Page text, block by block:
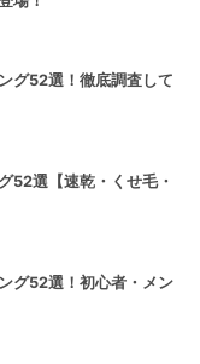
グ52選！徹底調査して
52選【速乾・くせ毛・
グ52選！初心者・メン